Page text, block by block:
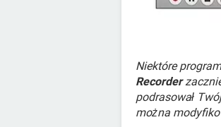
Niektóre
Recorder
podrasował
można